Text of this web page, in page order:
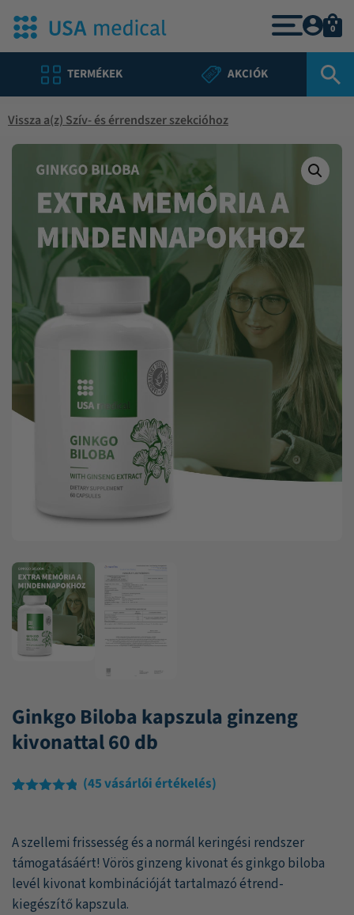
TERMÉKEK AKCIÓK
0
Vissza a(z) Szív- és érrendszer szekcióhoz
Ginkgo Biloba kapszula ginzeng
kivonattal 60 db
értékelés
(45vásárlói értékelés)
A szellemi frissesség és a normál keringési rendszer
támogatásáért! Vörös ginzeng kivonat és ginkgo biloba
levél kivonat kombinációját tartalmazó étrend-
kiegészítő kapszula.